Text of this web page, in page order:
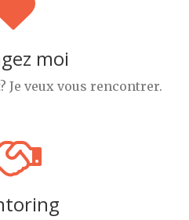
moi
Je veux vous rencontrer.